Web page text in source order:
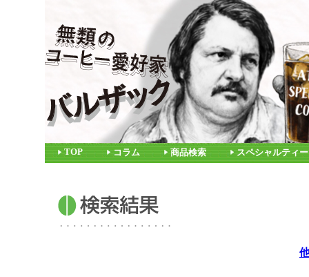
TOP コラム 商品検索 スペシャルティ